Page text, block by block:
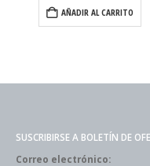
AÑADIR AL CARRITO
SUSCRIBIRSE A BOLETÍN DE
Correo electrónico: